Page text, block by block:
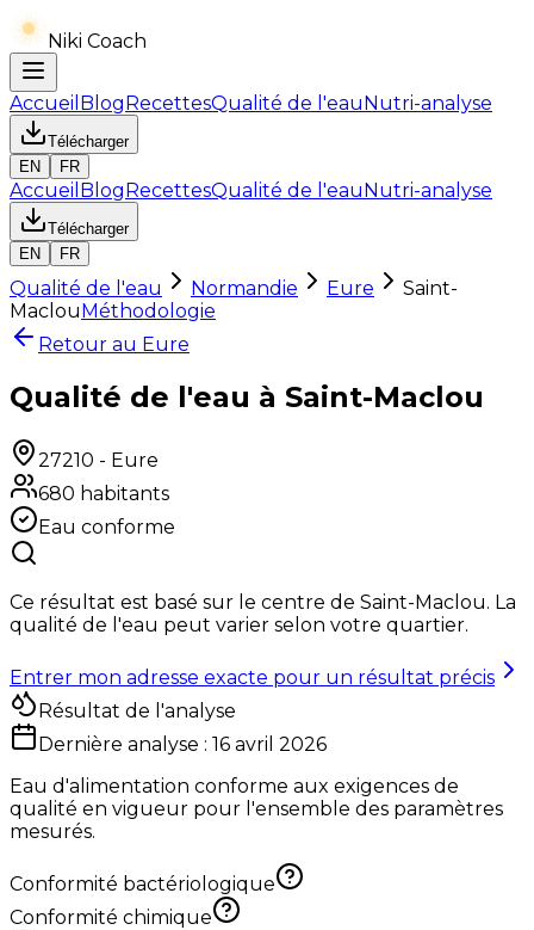
Niki Coach
Accueil BlogRecettesQualité de l'eauNutri-analyse
Télécharger
EN
FR
Accueil BlogRecettesQualité de l'eauNutri-analyse
Télécharger
EN
FR
Qualité de l'eau Normandie Eure
Saint-
MaclouMéthodologie
Retour au Eure
Qualité de l'eau à Saint-Maclou
27210 - Eure
680 habitants
Eau conforme
Ce résultat est basé sur le centre de Saint-Maclou. La
qualité de l'eau peut varier selon votre quartier.
Entrer mon adresse exacte pour un résultat précis
Résultat de l'analyse
Dernière analyse : 16 avril 2026
Eau d'alimentation conforme aux exigences de
qualité en vigueur pour l'ensemble des paramètres
mesurés.
Conformité bactériologique
Conformité chimique